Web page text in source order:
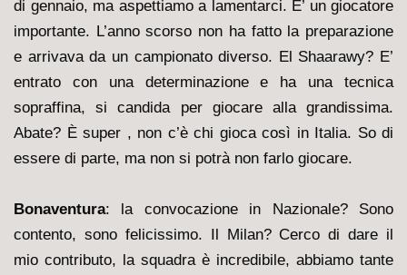
di gennaio, ma aspettiamo a lamentarci. E’ un giocatore
importante. L’anno scorso non ha fatto la preparazione
e arrivava da un campionato diverso. El Shaarawy? E’
entrato con una determinazione e ha una tecnica
sopraffina, si candida per giocare alla grandissima.
Abate? È super , non c’è chi gioca così in Italia. So di
essere di parte, ma non si potrà non farlo giocare.
Bonaventura: la convocazione in Nazionale? Sono
contento, sono felicissimo. Il Milan? Cerco di dare il
mio contributo, la squadra è incredibile, abbiamo tante